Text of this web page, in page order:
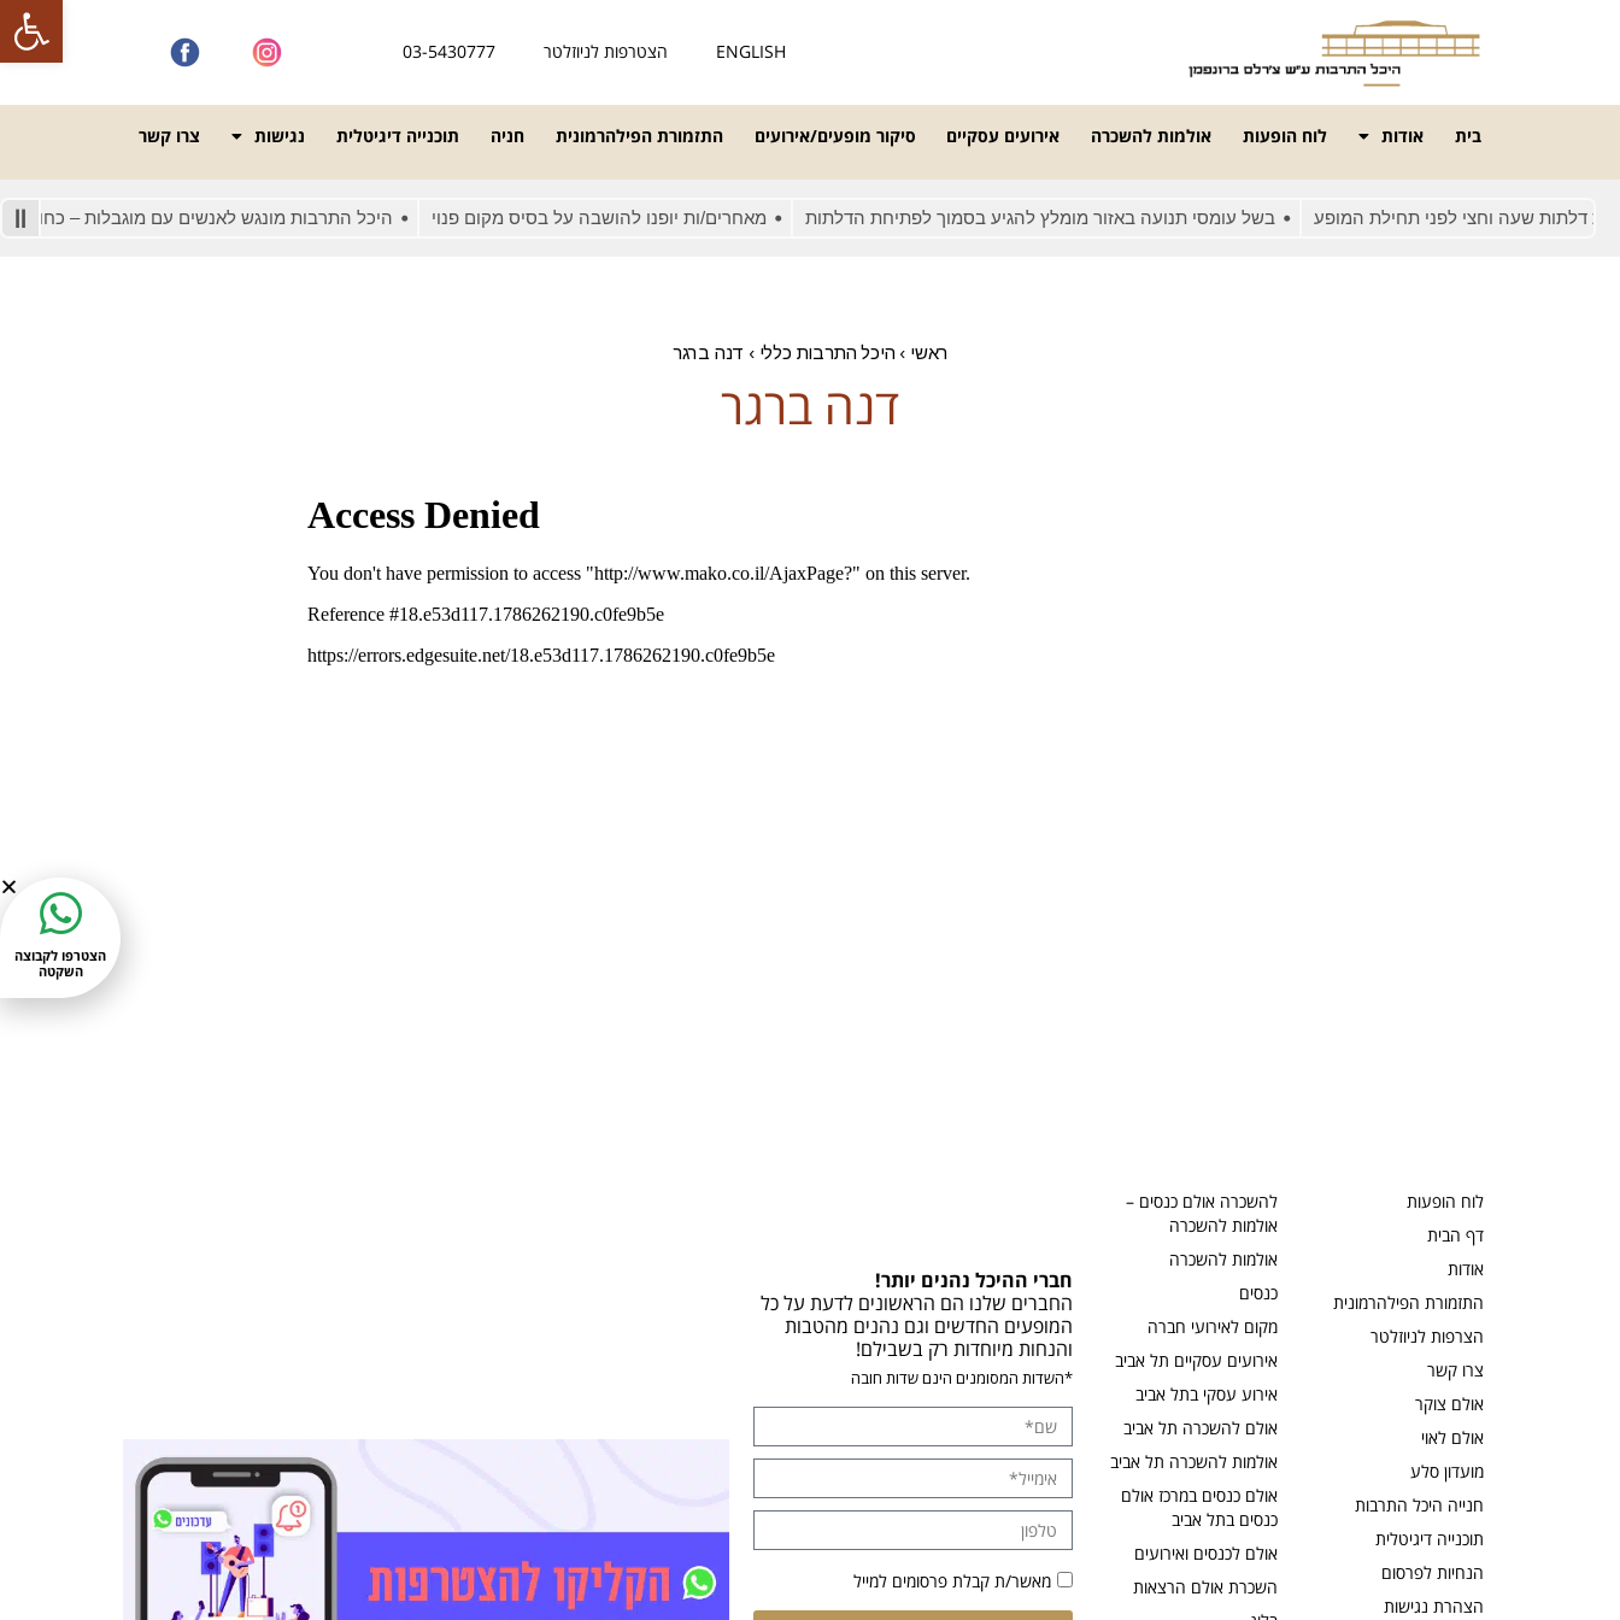
פתח
ENGLISH הצטרפות לניוזלטר 03-5430777
בית אודות לוח הופעות אולמות להשכרה אירועים עסקיים סיקור מופעים/אירועים התזמורת הפילהרמונית חניה תוכנייה דיגיטלית נגישות צרו קשר
דלתות שעה וחצי לפני תחילת המופע בשל עומסי תנועה באזור מומלץ להגיע בסמוך לפתיחת הדלתות מאחרים/ות יופנו להושבה על בסיס מקום פנוי היכל התרבות מונגש לאנשים עם מוגבלות – כחוק
ראשי › היכל התרבות כללי › דנה ברגר
דנה ברגר
לוח הופעות
דף הבית
אודות
התזמורת הפילהרמונית
הצרפות לניוזלטר
צרו קשר
אולם צוקר
אולם לאוי
מועדון סלע
חנייה היכל התרבות
תוכנייה דיגיטלית
הנחיות לפרסום
הצהרת נגישות
להשכרה אולם כנסים –
אולמות להשכרה
אולמות להשכרה
כנסים
מקום לאירועי חברה
אירועים עסקיים תל אביב
אירוע עסקי בתל אביב
אולם להשכרה תל אביב
אולמות להשכרה תל אביב
אולם כנסים במרכז אולם
כנסים בתל אביב
אולם לכנסים ואירועים
השכרת אולם הרצאות
חברי ההיכל נהנים יותר!
החברים שלנו הם הראשונים לדעת על כל
המופעים החדשים וגם נהנים מהטבות
והנחות מיוחדות רק בשבילם!
*השדות המסומנים הינם שדות חובה
מאשר/ת קבלת פרסומים למייל
הצטרפו לקבוצה
השקטה